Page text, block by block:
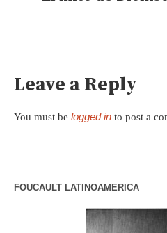
Leave a Reply
You must be logged in to post a
FOUCAULT LATINOAMERICA